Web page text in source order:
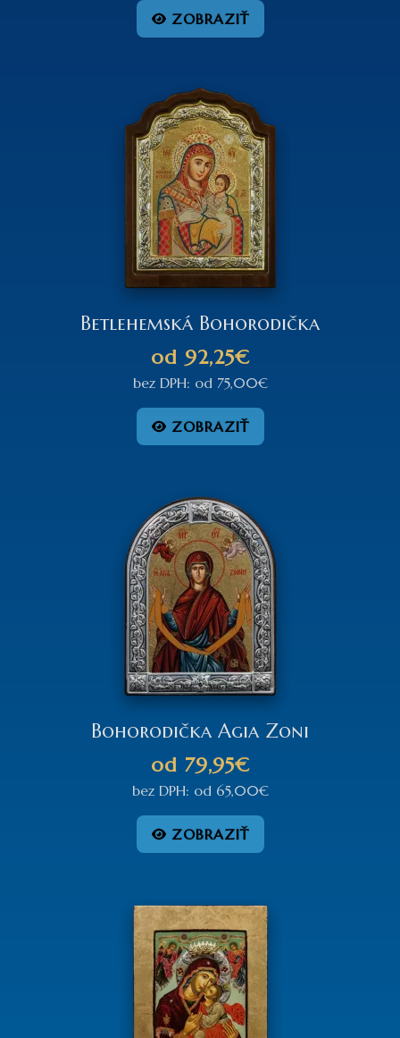
ZOBRAZIŤ
Betlehemská Bohorodička
od 92,25€
bez DPH: od 75,00€
ZOBRAZIŤ
Bohorodička Agia Zoni
od 79,95€
bez DPH: od 65,00€
ZOBRAZIŤ